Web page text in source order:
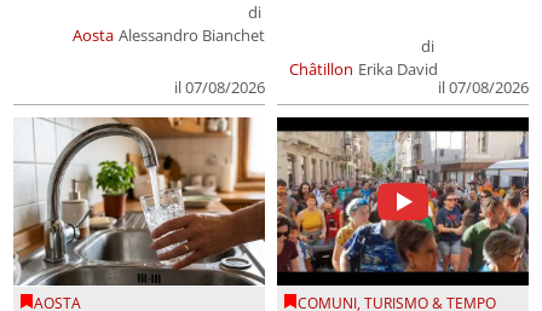
Aosta
di
Alessandro Bianchet
il 07/08/2026
Châtillon
di
Erika David
il 07/08/2026
AOSTA COMUNI,TURISMO & TEMPO